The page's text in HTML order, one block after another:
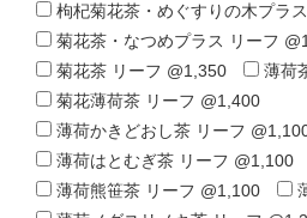
枸杞菊花茶・めぐすりの木プラ
菊花茶・なつめプラス リーフ
菊花茶 リーフ @1,350
薄荷
菊花薄荷茶 リーフ @1,400
薄荷かきどおし茶 リーフ
薄荷はとむぎ茶 リーフ @1,100
薄荷熊笹茶 リーフ @1,100